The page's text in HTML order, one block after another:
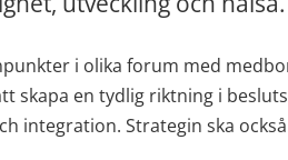
i olika forum med
skapa en tydlig riktning i
integration. Strategin ska